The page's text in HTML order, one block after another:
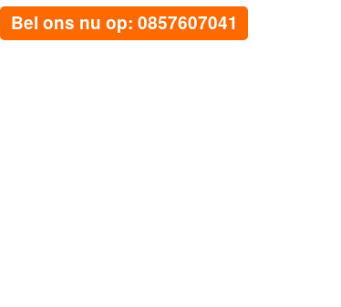
Bel ons nu op: 0857607041